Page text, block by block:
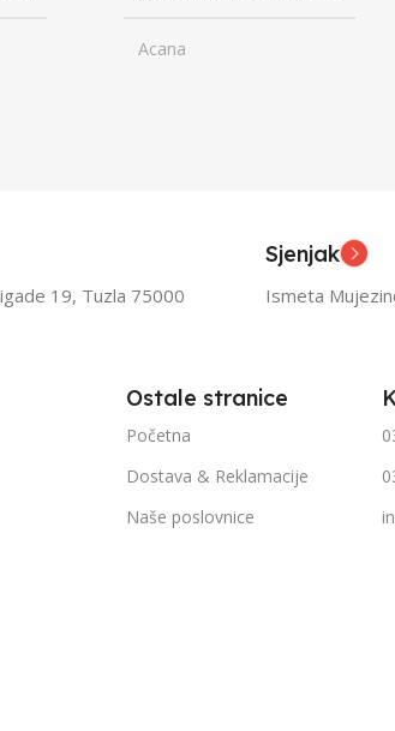
Acana
FILTRIRAJ PO TEŽINI
19, Tuzla 75000
Sjenjak
Ismeta
Ostale stranice
Početna
Dostava & Reklamacije
Naše poslovnice